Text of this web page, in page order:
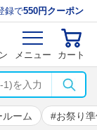
録で550円クーポン
メニュー カート
ーム お祭り